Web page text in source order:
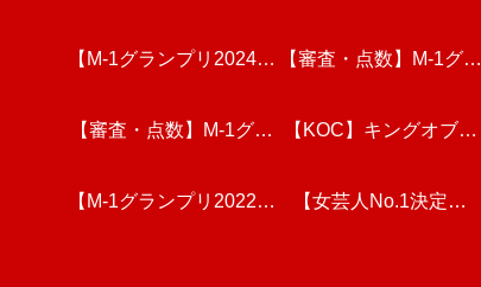
【M-1グランプリ2024】
決勝全組を徹底分析・考
察【令和ロマン/真空ジ
【審査・点数】M-1グラ
ンプリ2024・決勝戦を
視聴しての個人的な感想
【審査・点数】M-1グラ
ンプリ2023・3回戦(前
【KOC】キングオブコ
ント2023 決勝戦を視聴
【M-1グランプリ2022】 【女芸人No.1決定戦